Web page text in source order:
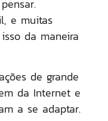
e muitas
da maneira
de grande
da Internet e
a se adaptar.